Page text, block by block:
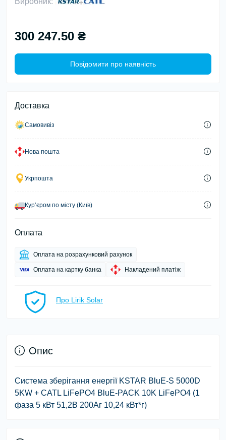
300 247.50 ₴
Повідомити про наявність
Доставка
Самовивіз
Нова пошта
Укрпошта
Курʼєром по місту (Київ)
Оплата
Оплата на розрахунковий рахунок
Оплата на картку банка Накладений платіж
Про Lirik Solar
Опис
Система зберігання енергії KSTAR BluE-S 5000D
5KW + CATL LiFePO4 BluE-PACK 10K LiFePO4 (1
фаза 5 кВт 51,2В 200Аг 10,24 кВт*г)